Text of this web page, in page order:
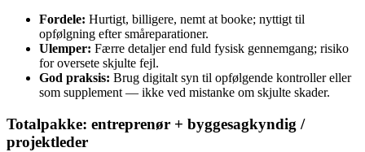
Fordele: Hurtigt, billigere, nemt at booke; nyttigt til
opfølgning efter småreparationer.
Ulemper: Færre detaljer end fuld fysisk gennemgang; risiko
for oversete skjulte fejl.
God praksis: Brug digitalt syn til opfølgende kontroller eller
som supplement — ikke ved mistanke om skjulte skader.
Totalpakke: entreprenør + byggesagkyndig /
projektleder